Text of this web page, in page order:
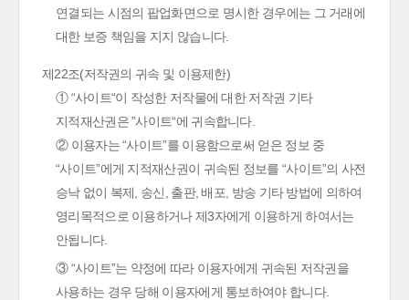
연결되는 시점의 팝업화면으로 명시한 경우에는 그 거래에
대한 보증 책임을 지지 않습니다.
제22조(저작권의 귀속 및 이용제한)
① “사이트“이 작성한 저작물에 대한 저작권 기타
지적재산권은 ”사이트“에 귀속합니다.
② 이용자는 “사이트”를 이용함으로써 얻은 정보 중
“사이트”에게 지적재산권이 귀속된 정보를 “사이트”의 사전
승낙 없이 복제, 송신, 출판, 배포, 방송 기타 방법에 의하여
영리목적으로 이용하거나 제3자에게 이용하게 하여서는
안됩니다.
③ “사이트”는 약정에 따라 이용자에게 귀속된 저작권을
사용하는 경우 당해 이용자에게 통보하여야 합니다.